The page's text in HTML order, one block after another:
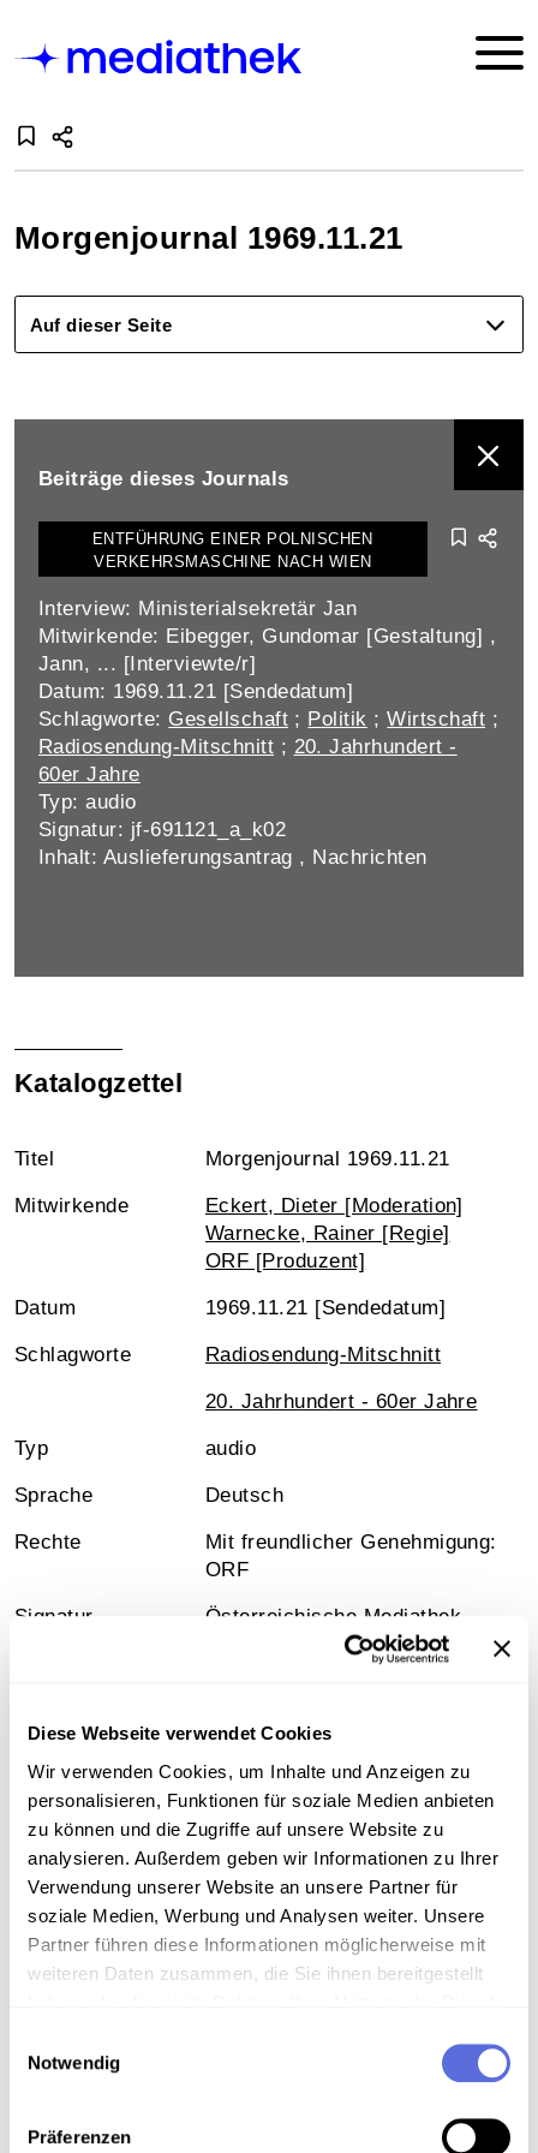
Diese Webseite verwendet Cookies
Wir verwenden Cookies, um Inhalte und Anzeigen zu
personalisieren, Funktionen für soziale Medien anbieten
zu können und die Zugriffe auf unsere Website zu
analysieren. Außerdem geben wir Informationen zu Ihrer
Verwendung unserer Website an unsere Partner für
soziale Medien, Werbung und Analysen weiter. Unsere
Partner führen diese Informationen möglicherweise mit
weiteren Daten zusammen, die Sie ihnen bereitgestellt
Notwendig
Präferenzen
Morgenjournal 1969.11.21
Auf dieser Seite
Beiträge dieses Journals
ENTFÜHRUNG EINER POLNISCHEN
VERKEHRSMASCHINE NACH WIEN
Interview: Ministerialsekretär Jan
Mitwirkende: Eibegger, Gundomar [Gestaltung] ,
Jann, ... [Interviewte/r]
Datum: 1969.11.21 [Sendedatum]
Schlagworte: Gesellschaft ; Politik ;Wirtschaft ;
Radiosendung-Mitschnitt ; 20. Jahrhundert -
60er Jahre
Typ: audio
Signatur: jf-691121_a_k02
Inhalt: Auslieferungsantrag , Nachrichten
Katalogzettel
Titel Morgenjournal 1969.11.21
Mitwirkende
Eckert, Dieter [Moderation]
Warnecke, Rainer [Regie]
ORF [Produzent]
Datum 1969.11.21 [Sendedatum]
Schlagworte Radiosendung-Mitschnitt
20. Jahrhundert - 60er Jahre
Typ audio
Sprache Deutsch
Rechte
Mit freundlicher Genehmigung:
ORF
Signatur Österreichische Mediathek,
Information
Inhalt
Nachrichten